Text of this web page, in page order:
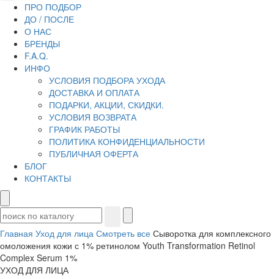
ПРО ПОДБОР
ДО / ПОСЛЕ
О НАС
БРЕНДЫ
F.A.Q.
ИНФО
УСЛОВИЯ ПОДБОРА УХОДА
ДОСТАВКА И ОПЛАТА
ПОДАРКИ, АКЦИИ, СКИДКИ.
УСЛОВИЯ ВОЗВРАТА
ГРАФИК РАБОТЫ
ПОЛИТИКА КОНФИДЕНЦИАЛЬНОСТИ
ПУБЛИЧНАЯ ОФЕРТА
БЛОГ
КОНТАКТЫ
Главная Уход для лица Смотреть все Сыворотка для комплексного
омоложения кожи с 1% ретинолом Youth Transformation Retinol
Complex Serum 1%
УХОД ДЛЯ ЛИЦА